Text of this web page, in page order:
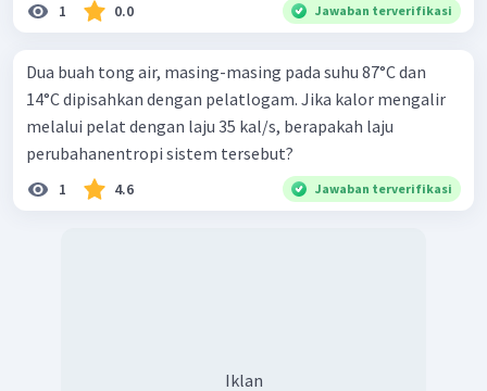
1 0.0 Jawaban terverifikasi
Dua buah tong air, masing-masing pada suhu 87°C dan
14°C dipisahkan dengan pelatlogam. Jika kalor mengalir
melalui pelat dengan laju 35 kal/s, berapakah laju
perubahanentropi sistem tersebut?
1 4.6 Jawaban terverifikasi
Iklan